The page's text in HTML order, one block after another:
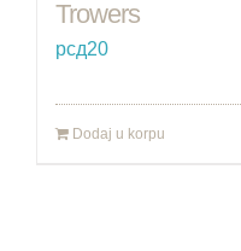
Trowers
рсд20
Dodaj u korpu